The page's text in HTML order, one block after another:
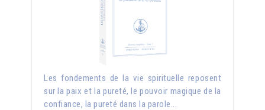
Les fondements de la vie spirituelle reposent
sur la paix et la pureté, le pouvoir magique de la
confiance, la pureté dans la parole...